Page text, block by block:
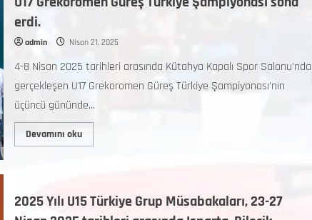
erdi.
admin Nisan 21, 2025
4-8 Nisan 2025 tarihleri arasında Kütahya Kapalı Spor Salonu’nda
gerçekleşen U17 Grekoromen Güreş Türkiye Şampiyonası’nın
üçüncü gününde...
Devamını oku
2025 Yılı U15 Türkiye Grup Müsabakaları, 23-27